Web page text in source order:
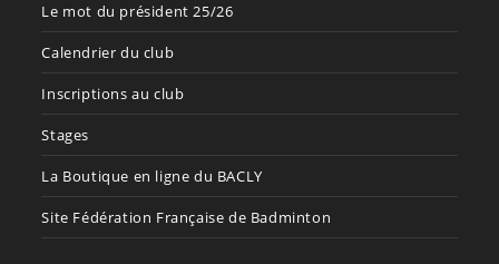
Le mot du président 25/26
Calendrier du club
Inscriptions au club
Stages
La Boutique en ligne du BACLY
Site Fédération Française de Badminton